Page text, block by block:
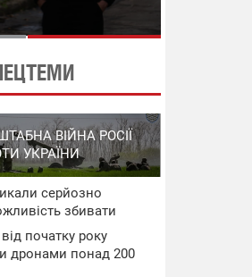
ВІЙНА РОСІЇ
УКРАЇНИ
серйозно
збивати
ще над Україною
початку року
дронами понад 200